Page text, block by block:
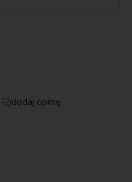
dodaj opinię